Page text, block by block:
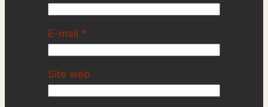
E-mail *
Site web